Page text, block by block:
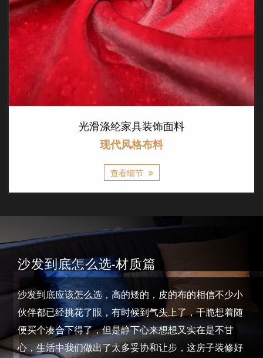
沙发到底怎么选-材质篇
沙发到底应该怎么选，高的矮的，皮的布的相信不少小
伙伴都已经挑花了眼，有时候到气头上了，干脆想着随
便买个凑合下得了，但是静下心来想想又实在是不甘
心，生活中我们做出了太多妥协和让步，这房子装修好